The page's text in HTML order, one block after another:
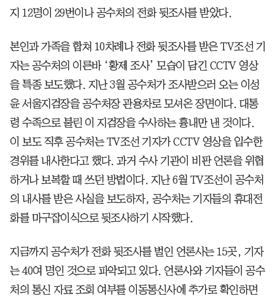
지 12명이 29번이나 공수처의 전화 뒷조사를 받았다.
본인과 가족을 합쳐 10차례나 전화 뒷조사를 받은 TV조선 기
자는 공수처의 이른바 ‘황제 조사’ 모습이 담긴 CCTV 영상
을 특종 보도했다. 지난 3월 공수처가 조사받으러 오는 이성
윤 서울지검장을 공수처장 관용차로 모셔온 장면이다. 대통
령 수족으로 불린 이 지검장을 수사하는 흉내만 낸 것이다.
이 보도 직후 공수처는 TV조선 기자가 CCTV 영상을 입수한
경위를 내사한다고 했다. 과거 수사 기관이 비판 언론을 위협
하거나 보복할 때 쓰던 방법이다. 지난 6월 TV조선이 공수처
의 내사를 받은 사실을 보도하자, 공수처는 기자들의 휴대전
화를 마구잡이식으로 뒷조사하기 시작했다.
지금까지 공수처가 전화 뒷조사를 벌인 언론사는 15곳, 기자
는 40여 명인 것으로 파악되고 있다. 언론사와 기자들이 공수
처의 통신 자료 조회 여부를 이동통신사에 추가로 확인하면